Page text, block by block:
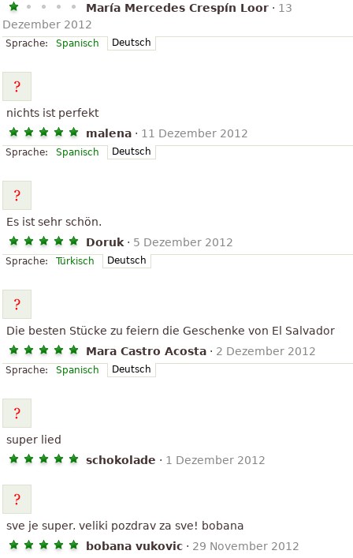
María Mercedes Crespín Loor · 13
Dezember 2012
Sprache: Spanisch Deutsch
nichts ist perfekt
malena · 11 Dezember 2012
Sprache: Spanisch Deutsch
Es ist sehr schön.
Doruk · 5 Dezember 2012
Sprache: Türkisch Deutsch
Die besten Stücke zu feiern die Geschenke von El Salvador
Mara Castro Acosta · 2 Dezember 2012
Sprache: Spanisch Deutsch
super lied
schokolade · 1 Dezember 2012
sve je super. veliki pozdrav za sve! bobana
bobana vukovic · 29 November 2012